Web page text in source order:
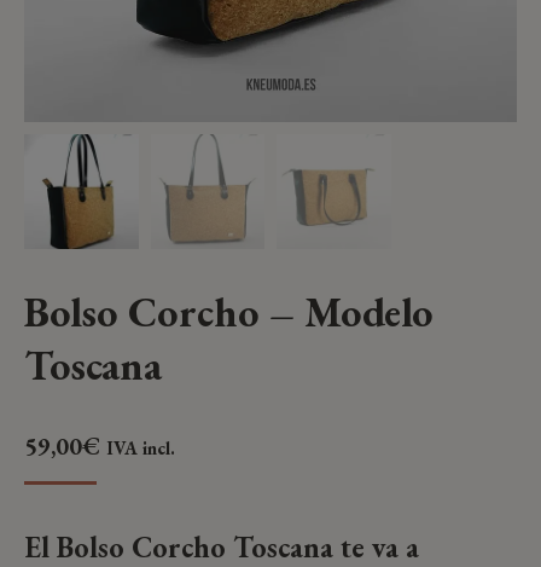
Bolso Corcho – Modelo
Toscana
59,00€ IVA incl.
El Bolso Corcho Toscana te va a